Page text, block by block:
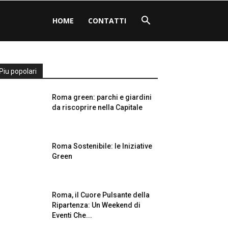
HOME CONTATTI
Piu popolari
Roma green: parchi e giardini
da riscoprire nella Capitale
Roma Sostenibile: le Iniziative
Green
Roma, il Cuore Pulsante della
Ripartenza: Un Weekend di
Eventi Che...